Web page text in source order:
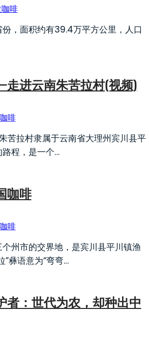
啡
，面积约有39.4万平方公里，人口
进云南朱苦拉村(视频)
啡
苦拉村隶属于云南省大理州宾川县平
程，是一个…
咖啡
啡
州市的交界地，是宾川县平川镇渔
”彝语意为“弯弯…
者：世代为农，却种出中